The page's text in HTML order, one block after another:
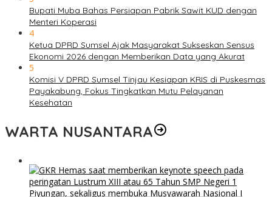
Bupati Muba Bahas Persiapan Pabrik Sawit KUD dengan
Menteri Koperasi
4
Ketua DPRD Sumsel Ajak Masyarakat Sukseskan Sensus
Ekonomi 2026 dengan Memberikan Data yang Akurat
5
Komisi V DPRD Sumsel Tinjau Kesiapan KRIS di Puskesmas
Payakabung, Fokus Tingkatkan Mutu Pelayanan
Kesehatan
WARTA NUSANTARA